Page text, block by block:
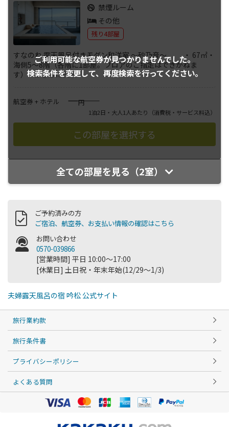
ご利用可能な航空券が見つかりませんでした。
検索条件を変更して、 再度検索を行ってください。
禁煙ルーム
その他
残り4部屋
すなのね 露天風呂付きモダン和洋室 ～砂乃音～ ・ 67㎡・
海側5～8階（各階に1部屋。フロアのご指定はできかねま
す）・...さらに表示
航空券 + ホテル ――――円
1泊2日・大人1人あたり （消費税・サービス料込）
全ての部屋を見る（2室）
ご予約済みの方
ご宿泊、航空券、お支払い情報の確認はこちら
お問い合わせ
0570-039866
[営業時間] 平日 10:00～17:00
[休業日] 土日祝・年末年始(12/29～1/3)
夫婦露天風呂の宿 吟松 公式サイト
旅行業約款
旅行条件書
プライバシーポリシー
よくある質問